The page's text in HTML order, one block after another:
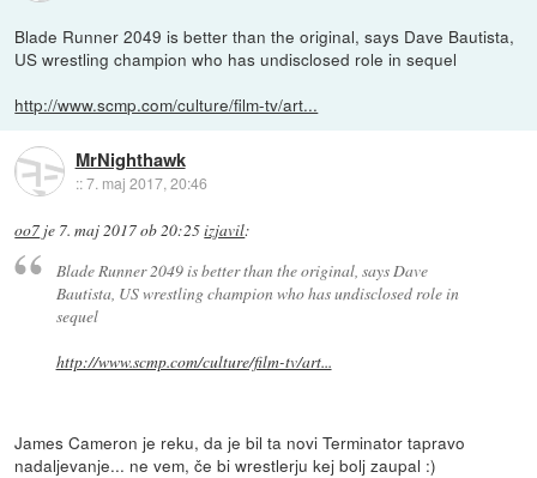
Blade Runner 2049 is better than the original, says Dave Bautista,
US wrestling champion who has undisclosed role in sequel
http://www.scmp.com/culture/film-tv/art...
MrNighthawk
::7. maj 2017, 20:46
oo7 je 7. maj 2017 ob 20:25izjavil:
Blade Runner 2049 is better than the original, says Dave
Bautista, US wrestling champion who has undisclosed role in
sequel
http://www.scmp.com/culture/film-tv/art...
James Cameron je reku, da je bil ta novi Terminator tapravo
nadaljevanje... ne vem, če bi wrestlerju kej bolj zaupal :)